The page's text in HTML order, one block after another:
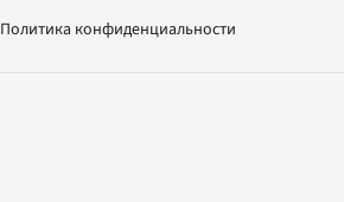
Политика конфиденциальности